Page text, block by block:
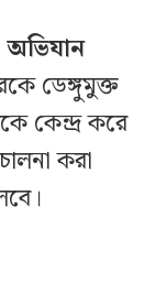
অভিযান
ডেঙ্গুমুক্ত
কেন্দ্র করে
করা